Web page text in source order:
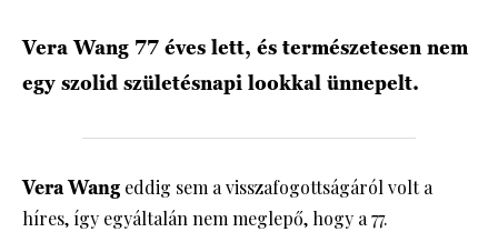
Vera Wang 77 éves lett, és természetesen nem
egy szolid születésnapi lookkal ünnepelt.
Vera Wang eddig sem a visszafogottságáról volt a
híres, így egyáltalán nem meglepő, hogy a 77.